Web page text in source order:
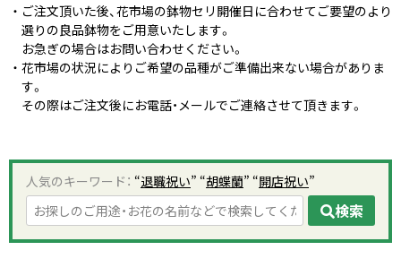
ご注文頂いた後、花市場の鉢物セリ開催日に合わせてご要望のより
選りの良品鉢物をご用意いたします。
お急ぎの場合はお問い合わせください。
花市場の状況によりご希望の品種がご準備出来ない場合がありま
す。
その際はご注文後にお電話・メールでご連絡させて頂きます。
人気のキーワード： “退職祝い” “胡蝶蘭” “開店祝い”
検索